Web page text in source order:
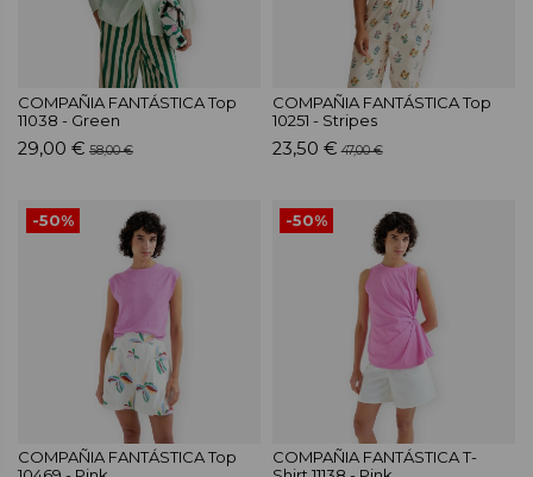
COMPAÑIA FANTÁSTICA Top
11038 - Green
29,00 € 58,00 €
COMPAÑIA FANTÁSTICA Top
10251 - Stripes
23,50 € 47,00 €
-50%
COMPAÑIA FANTÁSTICA Top
-50%
COMPAÑIA FANTÁSTICA T-